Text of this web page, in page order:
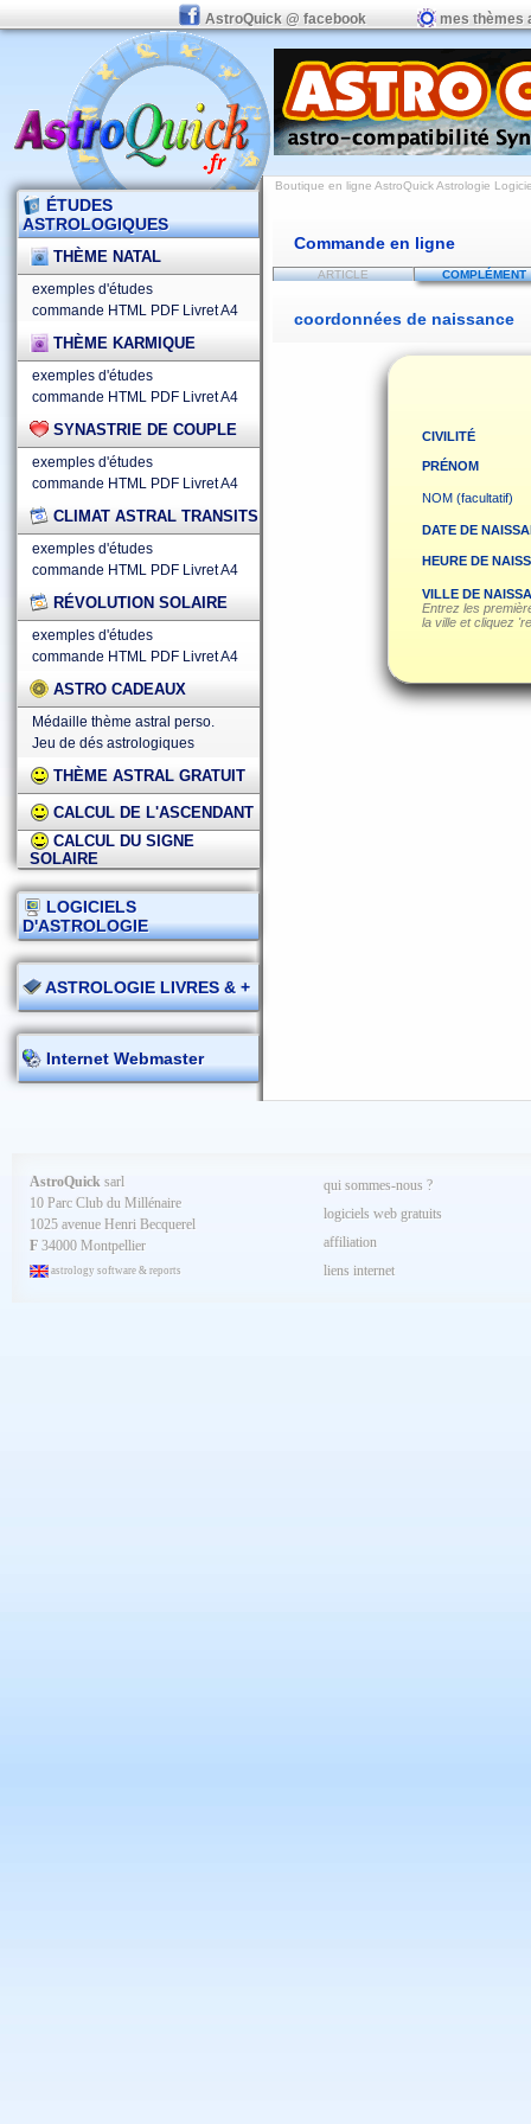
AstroQuick @ facebook mes thèmes
ÉTUDES
ASTROLOGIQUES
THÈME NATAL
exemples d'études
commande HTML PDF Livret A4
THÈME KARMIQUE
exemples d'études
commande HTML PDF Livret A4
SYNASTRIE DE COUPLE
exemples d'études
commande HTML PDF Livret A4
CLIMAT ASTRAL TRANSITS
exemples d'études
commande HTML PDF Livret A4
RÉVOLUTION SOLAIRE
exemples d'études
commande HTML PDF Livret A4
ASTRO CADEAUX
Médaille thème astral perso.
Jeu de dés astrologiques
THÈME ASTRAL GRATUIT
CALCUL DE L'ASCENDANT
CALCUL DU SIGNE
SOLAIRE
LOGICIELS
D'ASTROLOGIE
ASTROLOGIE LIVRES & +
Internet Webmaster
Boutique en ligne AstroQuick Astrologie
Commande en ligne
ARTICLE COMPLÉMENT
coordonnées de naissance
CIVILITÉ
PRÉNOM
NOM (facultatif)
DATE DE
HEURE DE
VILLE DE
Entrez les
la ville et cliquez
AstroQuick sarl
10 Parc Club du Millénaire
1025 avenue Henri Becquerel
F 34000 Montpellier
astrology software & reports
qui sommes-nous ?
logiciels web gratuits
affiliation
liens internet